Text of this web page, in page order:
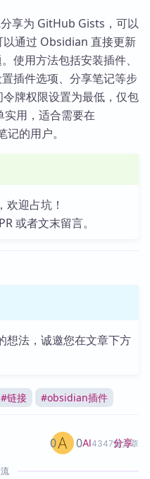
享为 GitHub Gists，可以
通过 Obsidian 直接更新
使用方法包括安装插件、
插件选项、分享笔记等步
牌权限设置为最低，仅包
用，适合需要在
的用户。
迎占坑！
或者文末留言。
想法，诚邀您在文章下方
#链接 #obsidian插件
AI4347篇文章
0 0 分享